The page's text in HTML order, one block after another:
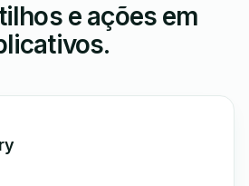
e ações em